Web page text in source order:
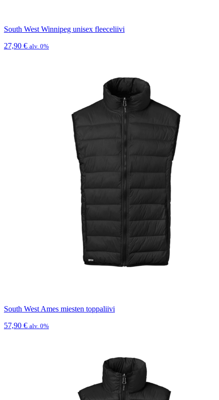
South West Winnipeg unisex fleeceliivi
27,90 € alv. 0%
South West Ames miesten toppaliivi
57,90 € alv. 0%